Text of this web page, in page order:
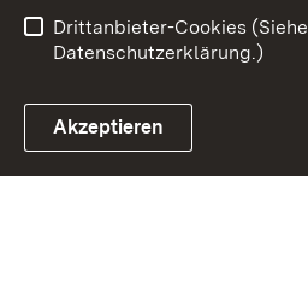
Drittanbieter-Cookies (Siehe
Datenschutzerklärung.)
Akzeptieren